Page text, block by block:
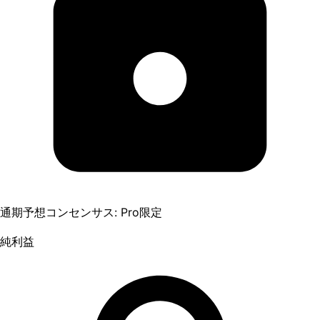
通期予想コンセンサス: Pro限定
純利益